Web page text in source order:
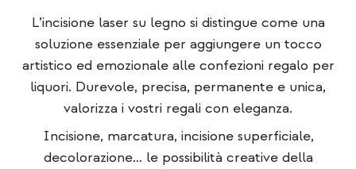
L’incisione laser su legno si distingue come una
soluzione essenziale per aggiungere un tocco
artistico ed emozionale alle confezioni regalo per
liquori. Durevole, precisa, permanente e unica,
valorizza i vostri regali con eleganza.
Incisione, marcatura, incisione superficiale,
decolorazione… le possibilità creative della